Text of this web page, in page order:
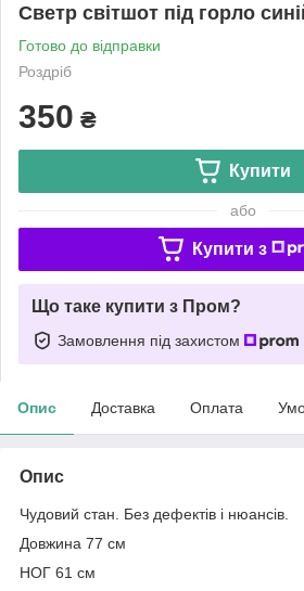
Светр світшот під горло
Готово до відправки
Роздріб
350 ₴
Купити
або
Купити з
Що таке купити з Пром?
Замовлення під захистом
Опис Доставка Оплата
Опис
Чудовий стан. Без дефектів і нюансів.
Довжина 77 см
НОГ 61 см